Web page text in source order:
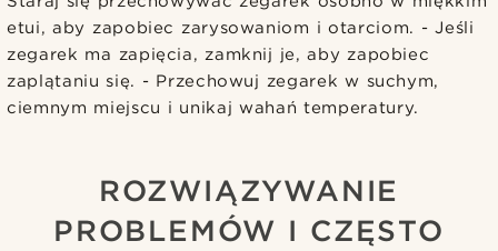
etui, aby zapobiec zarysowaniom i otarciom. - Jeśli
zegarek ma zapięcia, zamknij je, aby zapobiec
zaplątaniu się. - Przechowuj zegarek w suchym,
ciemnym miejscu i unikaj wahań temperatury.
ROZWIĄZYWANIE
PROBLEMÓW I CZĘSTO